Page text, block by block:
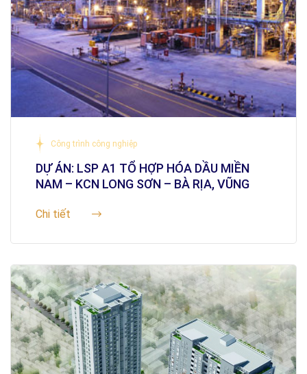
Công trình công nghiệp
DỰ ÁN: LSP A1 TỔ HỢP HÓA DẦU MIỀN
NAM – KCN LONG SƠN – BÀ RỊA, VŨNG
Chi tiết